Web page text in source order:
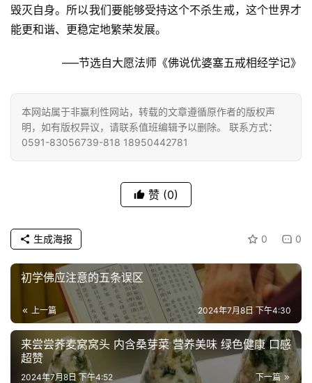
乐
菩
题
公
益
佛
教
人
物
寺
院
巡
礼
登录 注册
毁灭自身。所以我们要能够受持这个不杀生戒，这个世界才
能更和谐、更稳定地繁荣发展。
—–节选自大愿法师《佛说优婆塞五戒相经学记》
本网站属于非赢利性网站，转载的文章遵循原作者的版权声
明，如有版权异议，请联系值班编辑予以删除。 联系方式：
0591-83056739-818 18950442781
赞 (0)
0 0
生成海报
初学佛应注意的五条误区
上一篇 2024年7月8日 下午4:30
来尝尝荞麦窝窝头 内含桑芽菜 营养美味 绿色健康 口感
超赞
下一篇
2024年7月8日 下午4:52